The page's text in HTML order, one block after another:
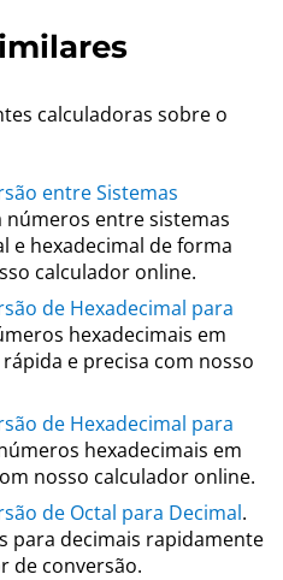
calculadoras sobre o
entre Sistemas
números entre sistemas
e hexadecimal de forma
calculador online.
de Hexadecimal para
hexadecimais em
e precisa com nosso
de Hexadecimal para
hexadecimais em
nosso calculador online.
de Octal para Decimal.
para decimais rapidamente
de conversão.